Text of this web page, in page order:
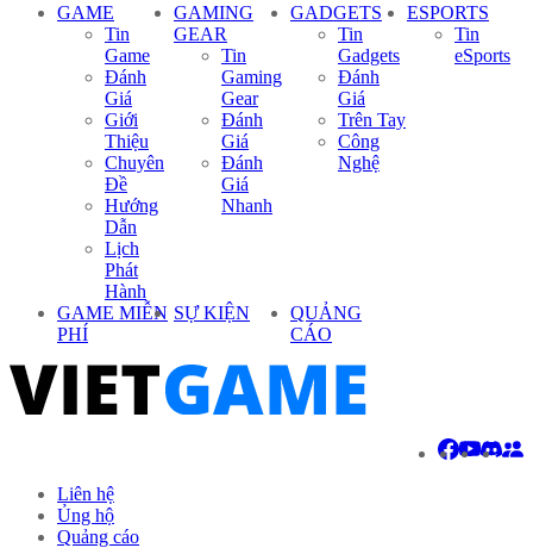
GAME
Tin
Game
Đánh
Giá
Giới
Thiệu
Chuyên
Đề
Hướng
Dẫn
Lịch
Phát
Hành
GAMING
GEAR
Tin
Gaming
Gear
Đánh
Giá
Đánh
Giá
Nhanh
GADGETS
Tin
Gadgets
Đánh
Giá
Trên Tay
Công
Nghệ
ESPORTS
Tin
eSports
GAME MIỄN
PHÍ
SỰ KIỆN
QUẢNG
CÁO
Liên hệ
Ủng hộ
Quảng cáo